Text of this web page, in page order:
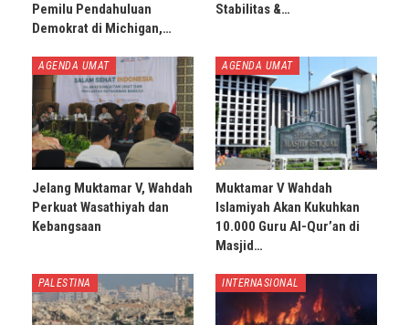
Pemilu Pendahuluan
Demokrat di Michigan,…
Stabilitas &…
AGENDA UMAT
Jelang Muktamar V, Wahdah
Perkuat Wasathiyah dan
Kebangsaan
AGENDA UMAT
Muktamar V Wahdah
Islamiyah Akan Kukuhkan
10.000 Guru Al-Qur’an di
Masjid…
PALESTINA INTERNASIONAL